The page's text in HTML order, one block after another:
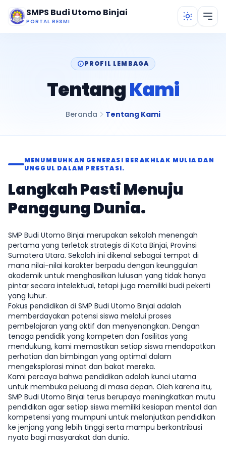
Lewati ke konten utama
SMPS Budi Utomo Binjai
PORTAL RESMI
PROFIL LEMBAGA
TentangKami
Beranda Tentang Kami
MENUMBUHKAN GENERASI BERAKHLAK MULIA DAN
UNGGUL DALAM PRESTASI.
Langkah Pasti Menuju
Panggung Dunia.
SMP Budi Utomo Binjai merupakan sekolah menengah
pertama yang terletak strategis di Kota Binjai, Provinsi
Sumatera Utara. Sekolah ini dikenal sebagai tempat di
mana nilai-nilai karakter berpadu dengan keunggulan
akademik untuk menghasilkan lulusan yang tidak hanya
pintar secara intelektual, tetapi juga memiliki budi pekerti
yang luhur.
Fokus pendidikan di SMP Budi Utomo Binjai adalah
memberdayakan potensi siswa melalui proses
pembelajaran yang aktif dan menyenangkan. Dengan
tenaga pendidik yang kompeten dan fasilitas yang
mendukung, kami memastikan setiap siswa mendapatkan
perhatian dan bimbingan yang optimal dalam
mengeksplorasi minat dan bakat mereka.
Kami percaya bahwa pendidikan adalah kunci utama
untuk membuka peluang di masa depan. Oleh karena itu,
SMP Budi Utomo Binjai terus berupaya meningkatkan mutu
pendidikan agar setiap siswa memiliki kesiapan mental dan
kompetensi yang mumpuni untuk melanjutkan pendidikan
ke jenjang yang lebih tinggi serta mampu berkontribusi
nyata bagi masyarakat dan dunia.